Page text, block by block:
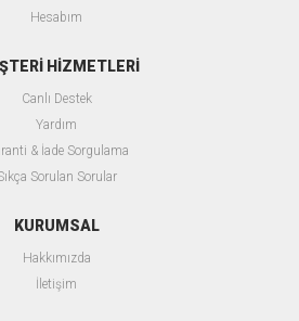
Hesabım
HİZMETLERİ
Canlı Destek
Yardım
& İade Sorgulama
Sorulan Sorular
KURUMSAL
Hakkımızda
İletişim